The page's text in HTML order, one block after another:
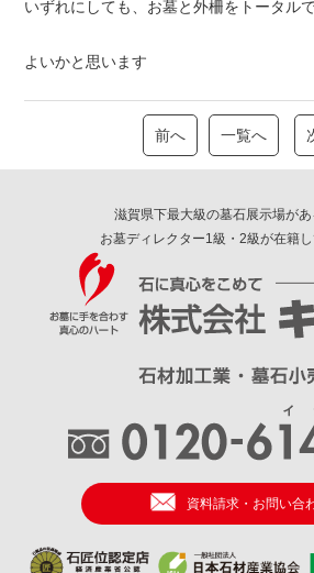
いずれにしても、お墓と外柵をトータル
よいかと思います
前へ 一覧へ
滋賀県下最大級の墓石展示場があ
お墓ディレクター1級・2級が在籍し
資料請求・お問い合